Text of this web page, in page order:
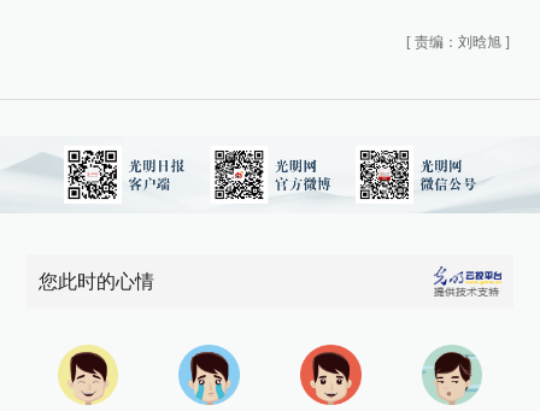
[ 责编：刘晗旭 ]
您此时的心情